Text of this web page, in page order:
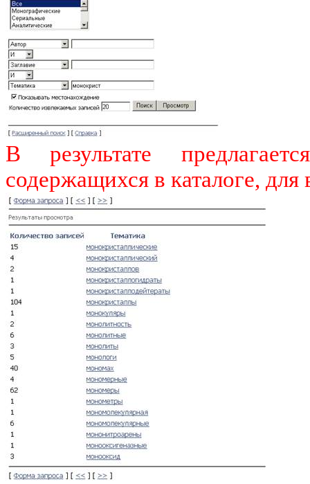
В результате
содержащихся в каталоге,